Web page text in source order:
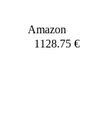
Amazon
1128.75 €